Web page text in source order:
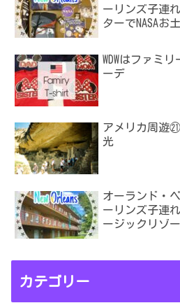
ーリンズ子連
ターでNASAお
WDWはファミ
ーデ
アメリカ周遊
光
オーランド・
ーリンズ子連
ージックリゾ
カテゴリー